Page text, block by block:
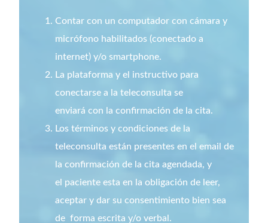
Contar con un computador con cámara y
micrófono habilitados (conectado a
internet) y/o smartphone.
La plataforma y el instructivo para
conectarse a la teleconsulta se
enviará con la confirmación de la cita.
Los términos y condiciones de la
teleconsulta están presentes en el email de
la confirmación de la cita agendada, y
el paciente esta en la obligación de leer,
aceptar y dar su consentimiento bien sea
de forma escrita y/o verbal.